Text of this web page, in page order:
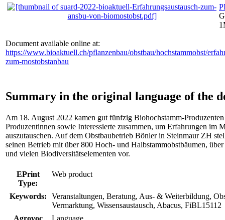
Document available online at:
https://www.bioaktuell.ch/pflanzenbau/obstbau/hochstammobst/
zum-mostobstanbau
Summary in the original language of the
Am 18. August 2022 kamen gut fünfzig Biohochstamm-
Produzentinnen sowie Interessierte zusammen, um Erfahrungen im
auszutauschen. Auf dem Obstbaubetrieb Bönler in Steinmaur ZH
seinen Betrieb mit über 800 Hoch- und Halbstammobstbäumen,
und vielen Biodiversitätselementen vor.
EPrint
Type:
Web product
Keywords:
Veranstaltungen, Beratung, Aus- & Weiterbildung,
Vermarktung, Wissensaustausch, Abacus, FiBL15112
Agrovoc
Language